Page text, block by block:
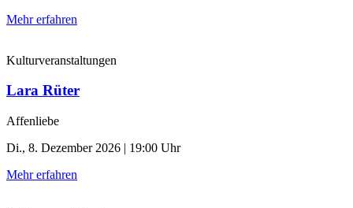
Mehr erfahren
Kulturveranstaltungen
Lara Rüter
Affenliebe
Di., 8. Dezember 2026 | 19:00 Uhr
Mehr erfahren